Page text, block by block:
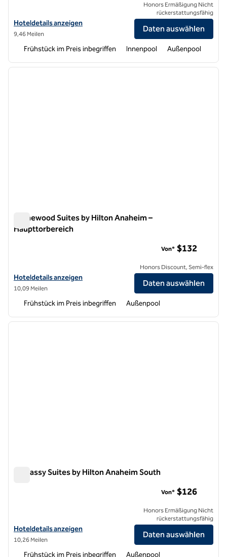
Hoteldetails für Embassy Suites by Hilton Anaheim Orange anzeigen
Hoteldetails anzeigen
9,46 Meilen
Honors Ermäßigung Nicht
rückerstattungsfähig
Daten auswählen
Frühstück im Preis inbegriffen Innenpool Außenpool
1 von 12
Homewood Suites by Hilton Anaheim –
Haupttorbereich
Hoteldetails für Homewood Suites by Hilton Anaheim-Main Gate
Hoteldetails anzeigen
10,09 Meilen
Von* $132
Honors Discount, Semi-flex
Daten auswählen
Frühstück im Preis inbegriffen Außenpool
1 von 12
Embassy Suites by Hilton Anaheim South
Hoteldetails für Embassy Suites by Hilton Anaheim South anzeigen
Hoteldetails anzeigen
10,26 Meilen
Von* $126
Honors Ermäßigung Nicht
rückerstattungsfähig
Daten auswählen
Frühstück im Preis inbegriffen Außenpool